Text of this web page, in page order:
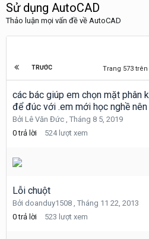
Sử dụng AutoCAD
Thảo luận mọi vấn đề về AutoCAD
TRƯỚC Trang 573 trên
các bác giúp em chọn mặt phân
để đúc với .em mới học nghề
Bởi Lê Văn Đức , Tháng 8 5, 2019
0 trả lời 524 lượt xem
Lỗi chuột
Bởi doanduy1508 , Tháng 11 22, 2013
0 trả lời 523 lượt xem